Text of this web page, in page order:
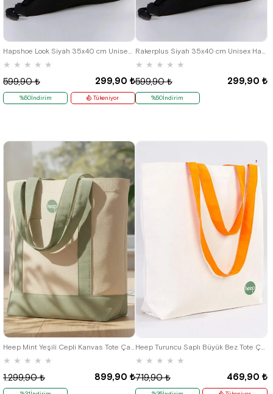
Hapshoe Look Siyah 35x40 cm Unisex Ham Bez Büzgülü Ayakkabı Terlik Çantası
★ ★ ★ ★ ★
299,90 ₺
599,90 ₺
%50İndirim Tükeniyor
Rakerplus Siyah 35x40 cm Unisex Ham Bez Büzgülü Sırt Ayakkabı Çantası
★ ★ ★ ★ ★
299,90 ₺
599,90 ₺
%50İndirim
Heep Mint Yeşili Cepli Kanvas Tote Çanta
★ ★ ★ ★ ★
899,90 ₺
1.299,90 ₺
Heep Turuncu Saplı Büyük Bez Tote Çanta
★ ★ ★ ★ ★
469,90 ₺
719,90 ₺